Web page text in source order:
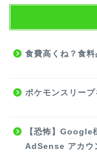
食費高くね？食
ポケモンスリー
【恐怖】Google
AdSense アカウ